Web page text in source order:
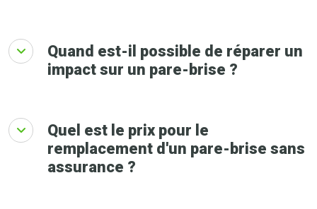
Quand est-il possible de réparer un
impact sur un pare-brise ?
Quel est le prix pour le
remplacement d'un pare-brise sans
assurance ?